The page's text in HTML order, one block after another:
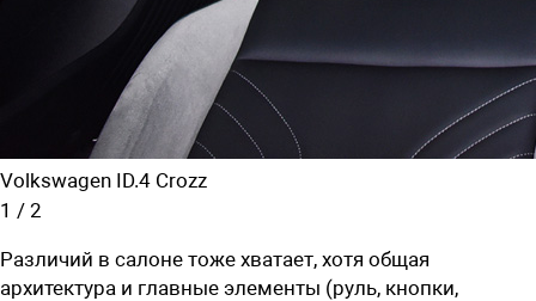
Volkswagen ID.4 Crozz
1 / 2
Различий в салоне тоже хватает, хотя общая
архитектура и главные элементы (руль, кнопки,